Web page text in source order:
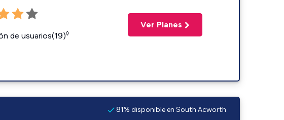
de usuarios(19)◊
Ver Planes
81% disponible en South Acworth